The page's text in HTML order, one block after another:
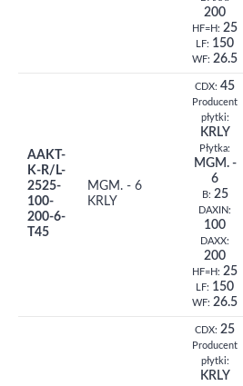
200
HF=H: 25
LF: 150
WF: 26.5
AAKT-
K-R/L-
2525-
100-
200-6-
T45
MGM. - 6
KRLY
CDX: 45
Producent
płytki:
KRLY
Płytka:
MGM. -
6
B: 25
DAXIN:
100
DAXX:
200
HF=H: 25
LF: 150
WF: 26.5
CDX: 25
Producent
płytki:
KRLY